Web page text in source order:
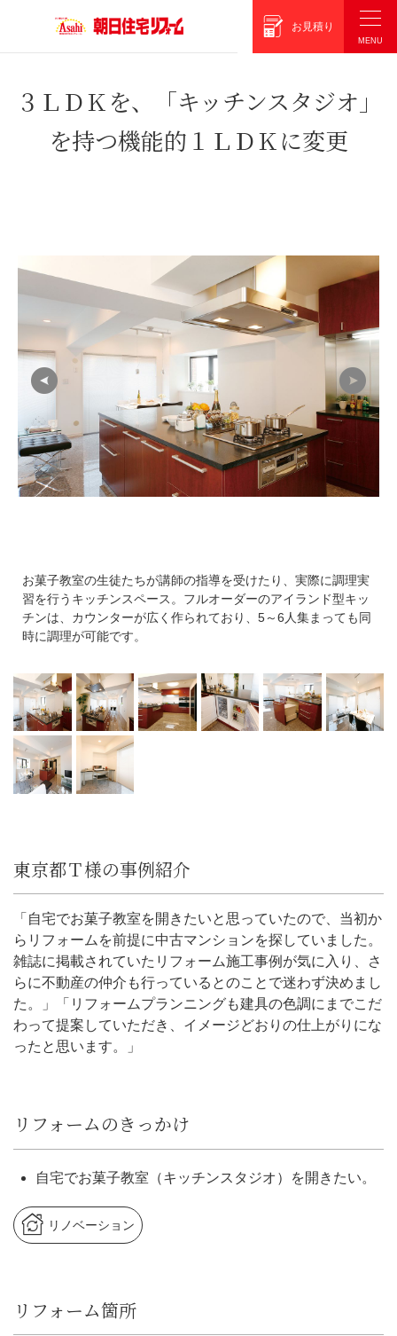
お見積り
３ＬＤＫを、「キッチンスタジオ」
を持つ機能的１ＬＤＫに変更
お菓子教室の生徒たちが講師の指導を受けたり、実際に調理実
習を行うキッチンスペース。フルオーダーのアイランド型キッ
チンは、カウンターが広く作られており、5～6人集まっても同
時に調理が可能です。
東京都Ｔ様の事例紹介
「自宅でお菓子教室を開きたいと思っていたので、当初か
らリフォームを前提に中古マンションを探していました。
雑誌に掲載されていたリフォーム施工事例が気に入り、さ
らに不動産の仲介も行っているとのことで迷わず決めまし
た。」「リフォームプランニングも建具の色調にまでこだ
わって提案していただき、イメージどおりの仕上がりにな
ったと思います。」
リフォームのきっかけ
自宅でお菓子教室（キッチンスタジオ）を開きたい。
リノベーション
リフォーム箇所